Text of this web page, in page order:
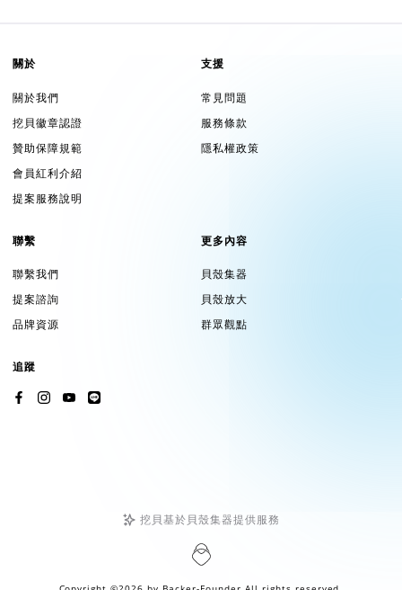
關於
關於我們
挖貝徽章認證
贊助保障規範
會員紅利介紹
提案服務說明
支援
常見問題
服務條款
隱私權政策
聯繫
聯繫我們
提案諮詢
品牌資源
更多內容
貝殼集器
貝殼放大
群眾觀點
追蹤
挖貝基於貝殼集器提供服務